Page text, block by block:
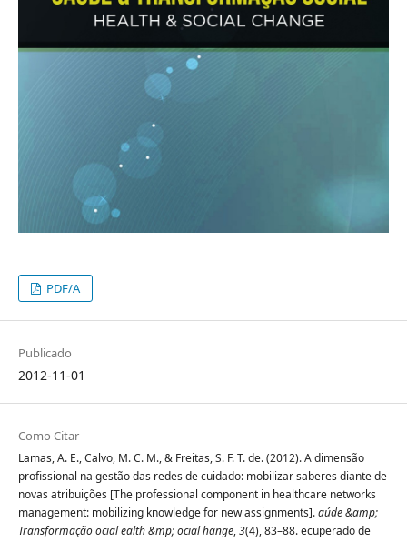
PDF/A
Publicado
2012-11-01
Como Citar
Lamas, A. E., Calvo, M. C. M., & Freitas, S. F. T. de. (2012). A dimensão
profissional na gestão das redes de cuidado: mobilizar saberes diante de
novas atribuições [The professional component in healthcare networks
management: mobilizing knowledge for new assignments].aúde &amp;
Transformação ocial ealth &mp; ocial hange,3(4), 83–88. ecuperado de